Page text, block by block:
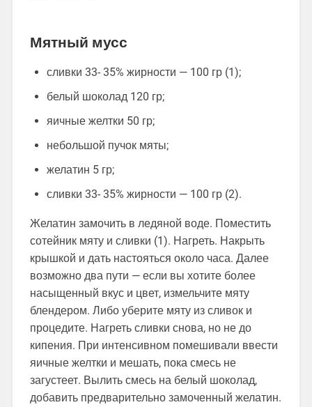
Мятный мусс
сливки 33- 35% жирности — 100 гр (1);
белый шоколад 120 гр;
яичные желтки 50 гр;
небольшой пучок мяты;
желатин 5 гр;
сливки 33- 35% жирности — 100 гр (2).
Желатин замочить в ледяной воде. Поместить
сотейник мяту и сливки (1). Нагреть. Накрыть
крышкой и дать настояться около часа. Далее
возможно два пути — если вы хотите более
насыщенный вкус и цвет, измельчите мяту
блендером. Либо уберите мяту из сливок и
процедите. Нагреть сливки снова, но не до
кипения. При интенсивном помешивали ввести
яичные желтки и мешать, пока смесь не
загустеет. Вылить смесь на белый шоколад,
добавить предварительно замоченный желатин.